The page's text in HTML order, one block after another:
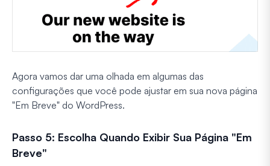
Agora vamos dar uma olhada em algumas das
configurações que você pode ajustar em sua nova página
"Em Breve" do WordPress.
Passo 5: Escolha Quando Exibir Sua Página "Em
Breve"